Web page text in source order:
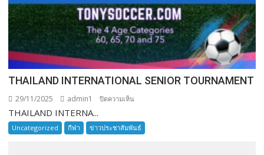
THAILAND INTERNATIONAL SENIOR TOURNAMENT
29/11/2025 admin1 ปิดความเห็น
INTERNATIONAL
SENIOR
THAILAND INTERNA...
Uncategorized กีฬา ข่าวประชาสัมพันธ์